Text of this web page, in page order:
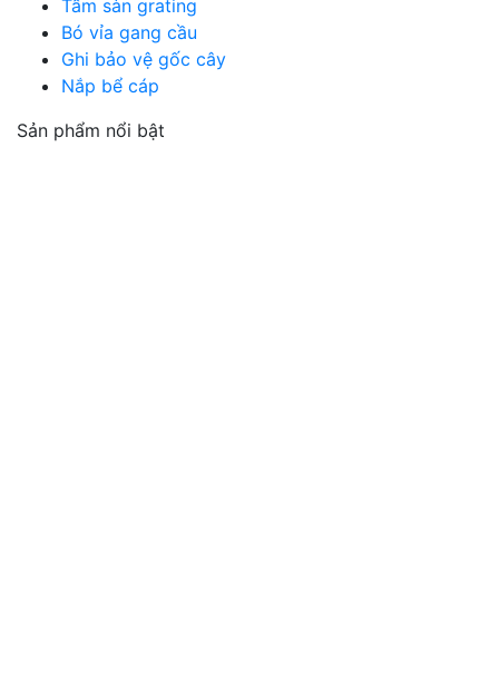
Tấm sàn grating
Bó vỉa gang cầu
Ghi bảo vệ gốc cây
Nắp bể cáp
Sản phẩm nổi bật